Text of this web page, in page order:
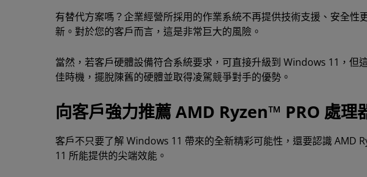
有替代方案嗎？企業經營所採用的作業系統不再提供技術支援、安全性
新。對於您的客戶而言，這是非常巨大的風險。
當然，若客戶硬體設備符合系統要求，可直接升級到 Windows 11，但
佳時機，擺脫陳舊的硬體並取得凌駕競爭對手的優勢。
向客戶強力推薦 AMD Ryzen™ PRO 處理
客戶不只要了解 Windows 11 帶來的全新精彩可能性，還要認識 AMD
11 所能提供的尖端效能。